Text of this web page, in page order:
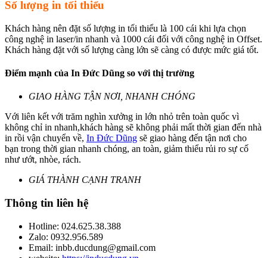
Số lượng in tối thiểu
Khách hàng nên đặt số lượng in tối thiểu là 100 cái khi lựa chọn
công nghệ in laser/in nhanh và 1000 cái đối với công nghệ in Offset.
Khách hàng đặt với số lượng càng lớn sẽ càng có được mức giá tốt.
Điểm mạnh của In Đức Dũng so với thị trường
GIAO HÀNG TẬN NƠI, NHANH CHÓNG
Với liên kết với trăm nghìn xưởng in lớn nhỏ trên toàn quốc vì
không chỉ in nhanh,khách hàng sẽ không phải mất thời gian đến nhà
in rồi vận chuyển về, In Đức Dũng sẽ giao hàng đến tận nơi cho
bạn trong thời gian nhanh chóng, an toàn, giảm thiểu rủi ro sự cố
như ướt, nhòe, rách.
GIÁ THÀNH CẠNH TRANH
Thông tin liên hệ
Hotline: 024.625.38.388
Zalo: 0932.956.589
Email: inbb.ducdung@gmail.com